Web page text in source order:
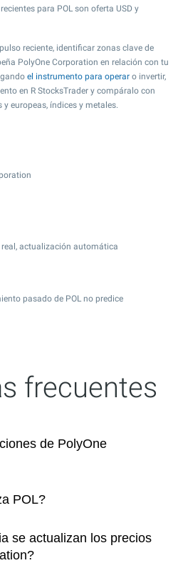
para POL son oferta USD y
reciente, identificar zonas clave de
PolyOne Corporation en relación con tu
el instrumento para operar o invertir,
en R StocksTrader y compáralo con
europeas, índices y metales.
real, actualización automática
pasado de POL no predice
frecuentes
de PolyOne
POL?
se actualizan los precios